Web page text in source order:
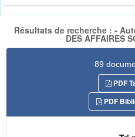
Résultats de recherche : -
DES AFFAIRES
89
PDF
PDF